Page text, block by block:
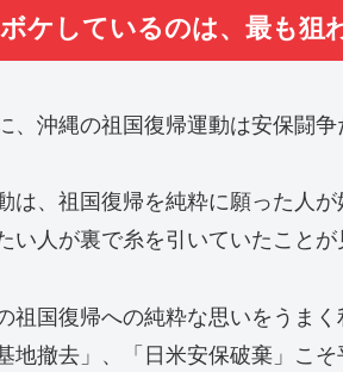
ケしているのは、最も狙
、沖縄の祖国復帰運動は安保闘争
は、祖国復帰を純粋に願った人
い人が裏で糸を引いていたことが
祖国復帰への純粋な思いをうま
地撤去」、「日米安保破棄」こ